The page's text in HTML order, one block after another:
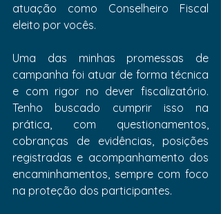
atuação como Conselheiro Fiscal
eleito por vocês.
Uma das minhas promessas de
campanha foi atuar de forma técnica
e com rigor no dever fiscalizatório.
Tenho buscado cumprir isso na
prática, com questionamentos,
cobranças de evidências, posições
registradas e acompanhamento dos
encaminhamentos, sempre com foco
na proteção dos participantes.